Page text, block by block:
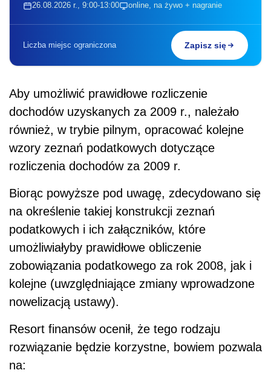
26.08.2026 r., 9:00-13:00 online, na żywo + nagranie
Liczba miejsc ograniczona Zapisz się
Aby umożliwić prawidłowe rozliczenie
dochodów uzyskanych za 2009 r., należało
również, w trybie pilnym, opracować kolejne
wzory zeznań podatkowych dotyczące
rozliczenia dochodów za 2009 r.
Biorąc powyższe pod uwagę, zdecydowano się
na określenie takiej konstrukcji zeznań
podatkowych i ich załączników, które
umożliwiałyby prawidłowe obliczenie
zobowiązania podatkowego za rok 2008, jak i
kolejne (uwzględniające zmiany wprowadzone
nowelizacją ustawy).
Resort finansów ocenił, że tego rodzaju
rozwiązanie będzie korzystne, bowiem pozwala
na: